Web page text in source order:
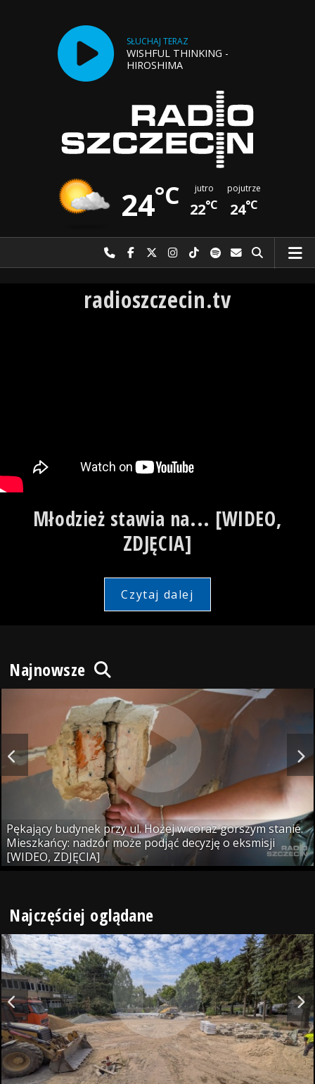
SŁUCHAJ TERAZ
WISHFUL THINKING -
HIROSHIMA
24°C jutro
22°C
pojutrze
24°C
Najlepiej po prostu do nas zadzwoń
Odwiedź nas na Facebook-u
Odwiedź nas na X
Odwiedź nas na Instagram-ie
Odwiedź nas na TikTok-u
Szukaj nas na Spotify
Wyślij do nas
Szukaj
radioszczecin.tv
Młodzież stawia na... [WIDEO,
ZDJĘCIA]
Czytaj dalej
Najnowsze
Pękający budynek przy ul. Hożej w coraz gorszym stanie.
Mieszkańcy: nadzór może podjąć decyzję o eksmisji
[WIDEO, ZDJĘCIA]
Najczęściej oglądane